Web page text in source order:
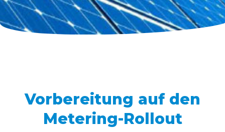
Vorbereitung auf den
Metering-Rollout